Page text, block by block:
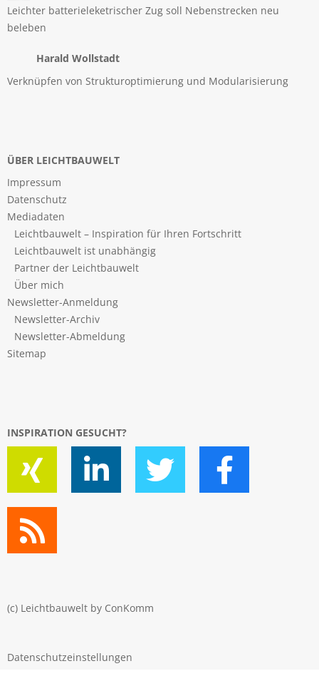
Leichter batterieleketrischer Zug soll Nebenstrecken neu
beleben
Harald Wollstadt
Verknüpfen von Strukturoptimierung und Modularisierung
ÜBER LEICHTBAUWELT
Impressum
Datenschutz
Mediadaten
Leichtbauwelt – Inspiration für Ihren Fortschritt
Leichtbauwelt ist unabhängig
Partner der Leichtbauwelt
Über mich
Newsletter-Anmeldung
Newsletter-Archiv
Newsletter-Abmeldung
Sitemap
INSPIRATION GESUCHT?
(c) Leichtbauwelt by ConKomm
Datenschutzeinstellungen